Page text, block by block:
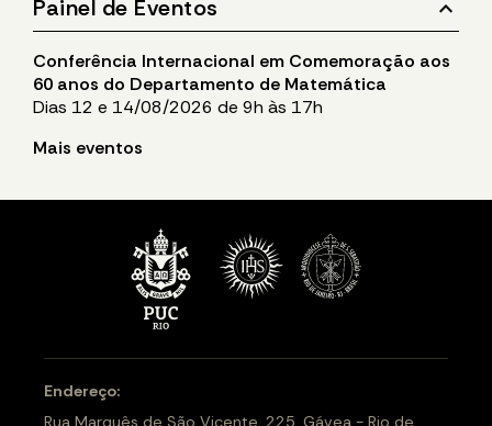
Painel de Eventos stat_minus_1
Conferência Internacional em Comemoração aos
60 anos do Departamento de Matemática
Dias 12 e 14/08/2026 de 9h às 17h
Mais eventos